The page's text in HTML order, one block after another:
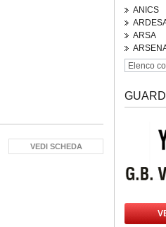
VEDI SCHEDA
ANICS
ARSA